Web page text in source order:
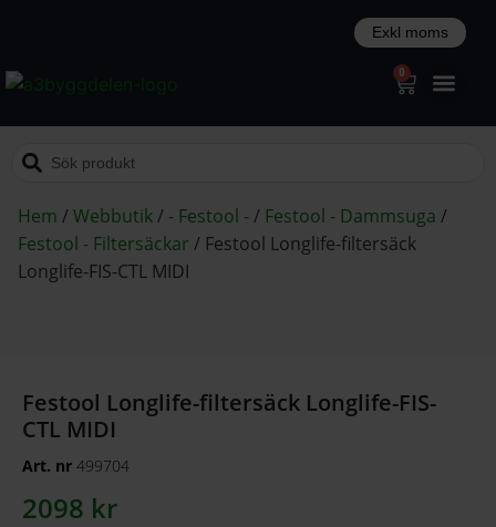
0
Hem /Webbutik/ - Festool -/ Festool - Dammsuga /
Festool - Filtersäckar / Festool Longlife-filtersäck
Longlife-FIS-CTL MIDI
Festool Longlife-filtersäck Longlife-FIS-
CTL MIDI
Art. nr 499704
2098 kr